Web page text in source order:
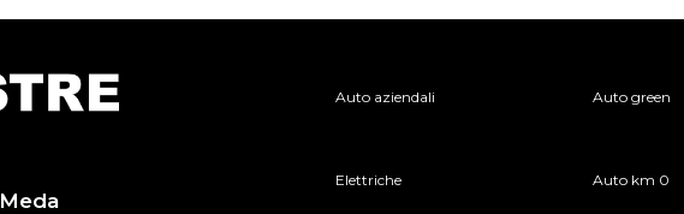
Meda
Auto aziendali Auto green
Elettriche Auto km 0